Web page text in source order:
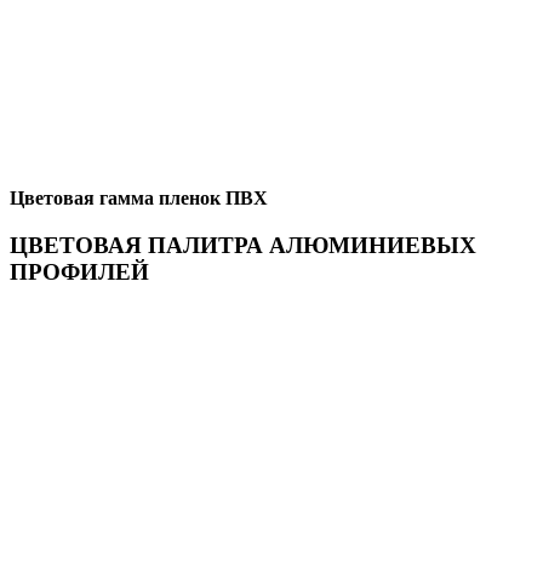
Цветовая гамма пленок ПВХ
ЦВЕТОВАЯ ПАЛИТРА АЛЮМИНИЕВЫХ
ПРОФИЛЕЙ